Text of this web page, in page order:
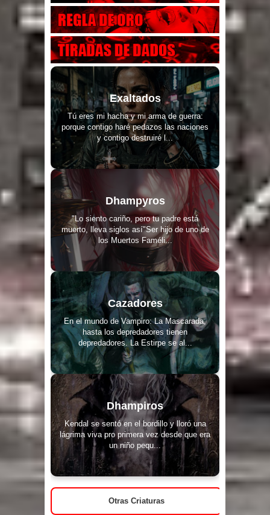
Exaltados
Tú eres mi hacha y mi arma de guerra:
porque contigo haré pedazos las naciones
y contigo destruiré l...
Dhampyros
"Lo siento cariño, pero tu padre está
muerto, lleva siglos así"Ser hijo de uno de
los Muertos Faméli...
Cazadores
En el mundo de Vampiro: La Mascarada,
hasta los depredadores tienen
depredadores. La Estirpe se al...
Dhampiros
Kendal se sentó en el bordillo y lloró una
lágrima viva pro primera vez desde que era
un niño pequ...
Otras Criaturas